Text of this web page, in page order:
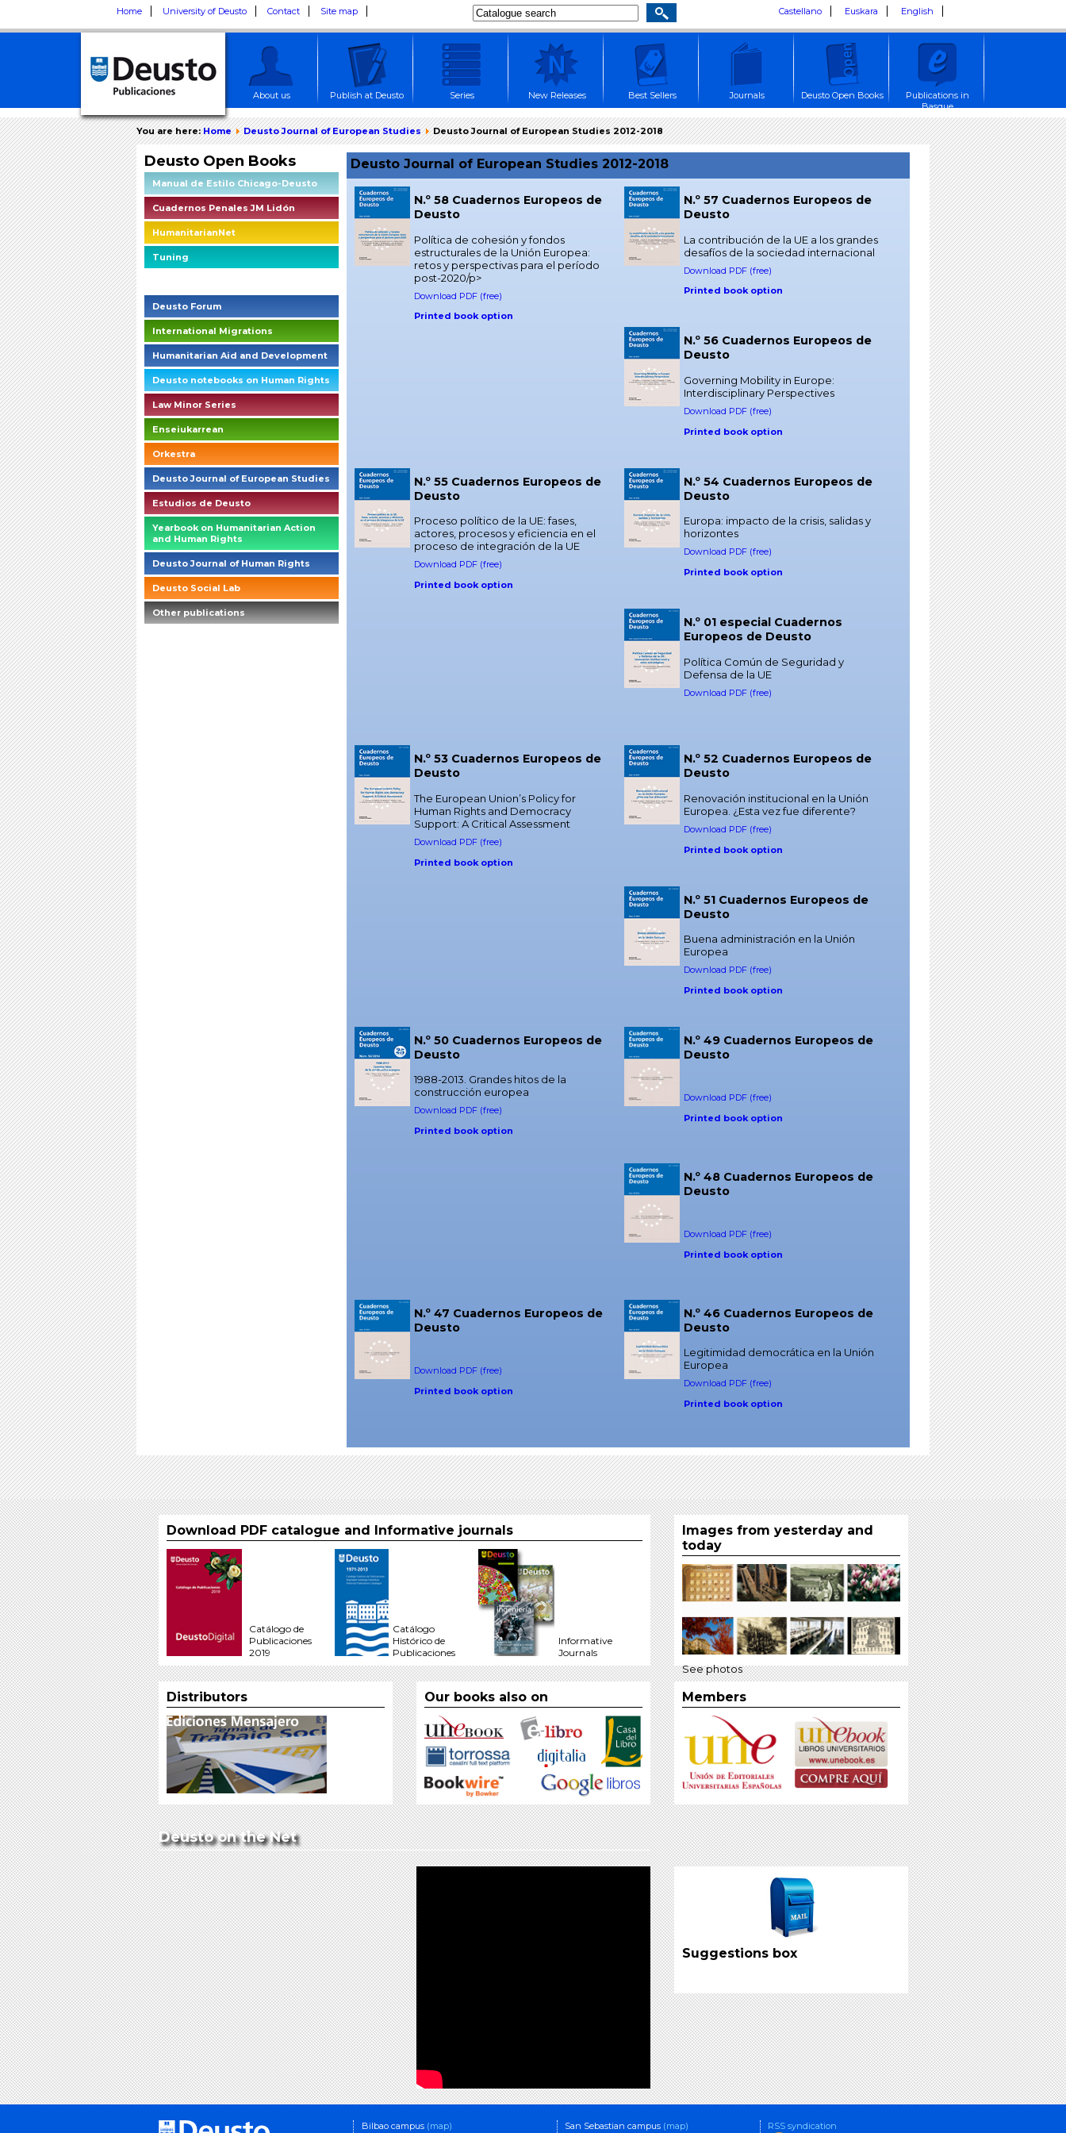
Home University of Deusto Contact Site map Castellano Euskara English
About us Publish at Deusto Series New Releases Best Sellers Journals Deusto Open Books
Publications in
Basque
You are here:Home Deusto Journal of European Studies Deusto Journal of European Studies 2012-2018
Deusto Open Books
Manual de Estilo Chicago-Deusto
Cuadernos Penales JM Lidón
HumanitarianNet
Tuning
Deusto Forum
International Migrations
Humanitarian Aid and Development
Deusto notebooks on Human Rights
Law Minor Series
Enseiukarrean
Orkestra
Deusto Journal of European Studies
Estudios de Deusto
Yearbook on Humanitarian Action
and Human Rights
Deusto Journal of Human Rights
Deusto Social Lab
Other publications
Deusto Journal of European Studies 2012-2018
N.º 58 Cuadernos Europeos de
Deusto
Política de cohesión y fondos
estructurales de la Unión Europea:
retos y perspectivas para el período
post-2020/p>
Download PDF (free)
Printed book option
N.º 57 Cuadernos Europeos de
Deusto
La contribución de la UE a los grandes
desafíos de la sociedad internacional
Download PDF (free)
Printed book option
N.º 56 Cuadernos Europeos de
Deusto
Governing Mobility in Europe:
Interdisciplinary Perspectives
Download PDF (free)
Printed book option
N.º 55 Cuadernos Europeos de
Deusto
Proceso político de la UE: fases,
actores, procesos y eficiencia en el
proceso de integración de la UE
Download PDF (free)
Printed book option
N.º 54 Cuadernos Europeos de
Deusto
Europa: impacto de la crisis, salidas y
horizontes
Download PDF (free)
Printed book option
N.º 01 especial Cuadernos
Europeos de Deusto
Política Común de Seguridad y
Defensa de la UE
Download PDF (free)
N.º 53 Cuadernos Europeos de
Deusto
The European Union’s Policy for
Human Rights and Democracy
Support: A Critical Assessment
Download PDF (free)
Printed book option
N.º 52 Cuadernos Europeos de
Deusto
Renovación institucional en la Unión
Europea. ¿Esta vez fue diferente?
Download PDF (free)
Printed book option
N.º 51 Cuadernos Europeos de
Deusto
Buena administración en la Unión
Europea
Download PDF (free)
Printed book option
N.º 50 Cuadernos Europeos de
Deusto
1988-2013. Grandes hitos de la
construcción europea
Download PDF (free)
Printed book option
N.º 49 Cuadernos Europeos de
Deusto
Download PDF (free)
Printed book option
N.º 48 Cuadernos Europeos de
Deusto
Download PDF (free)
Printed book option
N.º 47 Cuadernos Europeos de
Deusto
Download PDF (free)
Printed book option
N.º 46 Cuadernos Europeos de
Deusto
Legitimidad democrática en la Unión
Europea
Download PDF (free)
Printed book option
Download PDF catalogue and Informative journals
Catálogo de
Publicaciones
2019
Catálogo
Histórico de
Publicaciones
Informative
Journals
Images from yesterday and
today
See photos
Distributors Our books also on Members
Deusto on the Net
Suggestions box
Bilbao campus (map)
San Sebastian campus (map)
RSS syndication